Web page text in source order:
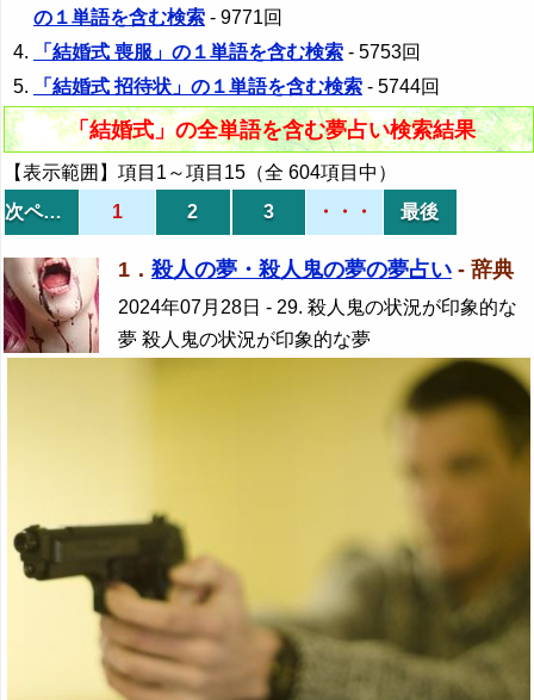
の１単語を含む検索 - 9771回
「結婚式 喪服」の１単語を含む検索 - 5753回
「結婚式 招待状」の１単語を含む検索 - 5744回
「結婚式」の全単語を含む夢占い検索結果
【表示範囲】項目1～項目15（全 604項目中）
次ページ
1 2 3 ・・・ 最後
1． 殺人の夢・殺人鬼の夢の夢占い - 辞典
2024年07月28日 - 29. 殺人鬼の状況が印象的な
夢 殺人鬼の状況が印象的な夢